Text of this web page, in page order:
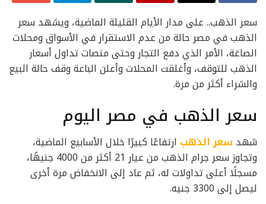
سعر الذهب.. على مدار الأيام القليلة الماضية، ويشهد سعر
الذهب في مصر حالة من عدم الاستقرار في الأسواق ومحلات
الصاغة، الأمر الذي دفع التجار وحتى منصات تداول أسعار
الذهب للتوقف، وأغلقت المحلات وأعلن الباعة وقف حالة البيع
والشراء أكثر من مرة.
سعر الذهب في مصر اليوم
شهد سعر الذهب ارتفاعًا كبيرًا خلال الأسابيع الماضية،
وتجاوز سعر جرام الذهب من عيار 21 أكثر من 4000 جنيهًا،
مسجلًا أعلى تداولات له، ثم عاد إلى الانخفاض مرة أخرى
ليصل إلى 3300 جنيه.